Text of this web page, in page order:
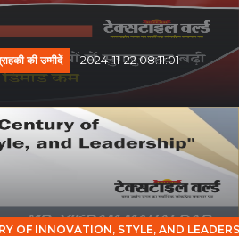
की उम्मीदें 2024-11-22 08:11:01
OF INNOVATION, STYLE, AND